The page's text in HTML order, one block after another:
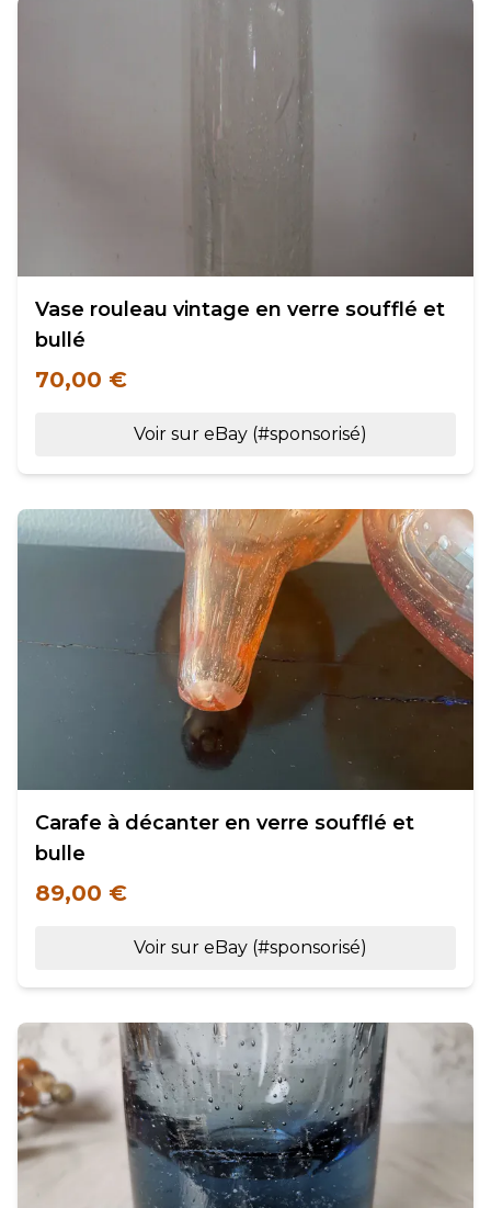
Vase rouleau vintage en verre soufflé et
bullé
70,00 €
Voir sur eBay (#sponsorisé)
Carafe à décanter en verre soufflé et
bulle
89,00 €
Voir sur eBay (#sponsorisé)